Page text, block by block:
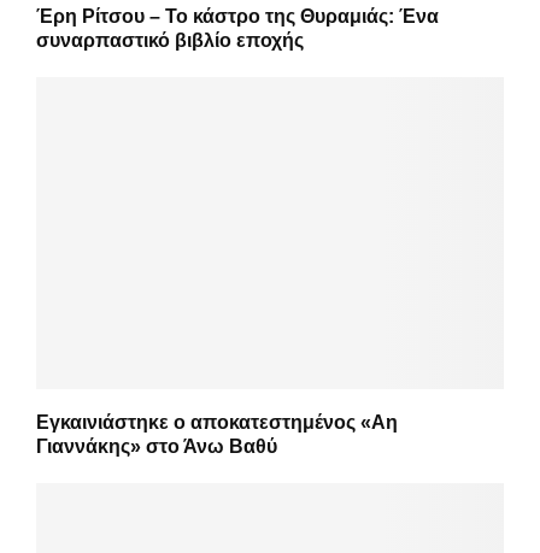
Έρη Ρίτσου – Το κάστρο της Θυραμιάς: Ένα
συναρπαστικό βιβλίο εποχής
Εγκαινιάστηκε ο αποκατεστημένος «Αη
Γιαννάκης» στο Άνω Βαθύ